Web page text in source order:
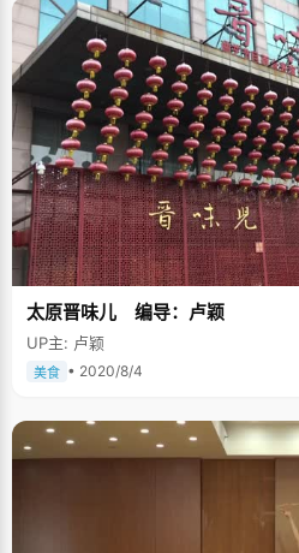
太原晋味儿 编导：卢颖
UP主: 卢颖
美食 • 2020/8/4